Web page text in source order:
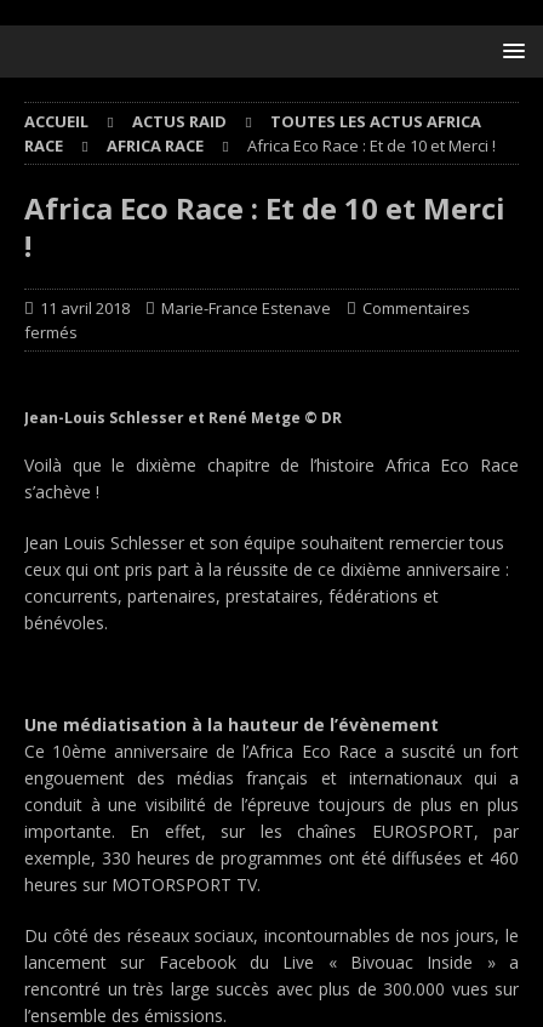
ACCUEIL ACTUS RAID
TOUTES LES ACTUS AFRICA
RACE
AFRICA RACE Africa Eco Race : Et de 10 et Merci !
Africa Eco Race : Et de 10 et Merci
!
11 avril 2018 Marie-France Estenave
Commentaires
fermés
Jean-Louis Schlesser et René Metge © DR
Voilà que le dixième chapitre de l’histoire Africa Eco Race
s’achève !
Jean Louis Schlesser et son équipe souhaitent remercier tous
ceux qui ont pris part à la réussite de ce dixième anniversaire :
concurrents, partenaires, prestataires, fédérations et
bénévoles.
Une médiatisation à la hauteur de l’évènement
Ce 10ème anniversaire de l’Africa Eco Race a suscité un fort
engouement des médias français et internationaux qui a
conduit à une visibilité de l’épreuve toujours de plus en plus
importante. En effet, sur les chaînes EUROSPORT, par
exemple, 330 heures de programmes ont été diffusées et 460
heures sur MOTORSPORT TV.
Du côté des réseaux sociaux, incontournables de nos jours, le
lancement sur Facebook du Live « Bivouac Inside » a
rencontré un très large succès avec plus de 300.000 vues sur
l’ensemble des émissions.